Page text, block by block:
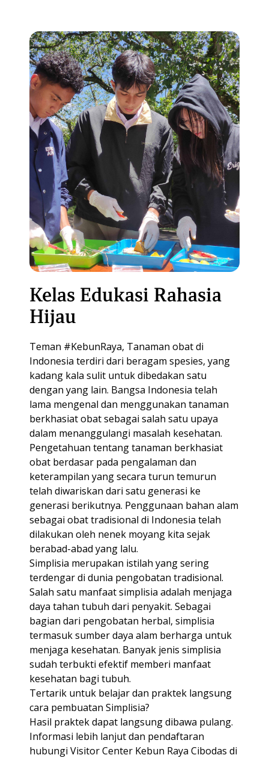
Kelas Edukasi Rahasia
Hijau
Teman #KebunRaya, Tanaman obat di
Indonesia terdiri dari beragam spesies, yang
kadang kala sulit untuk dibedakan satu
dengan yang lain. Bangsa Indonesia telah
lama mengenal dan menggunakan tanaman
berkhasiat obat sebagai salah satu upaya
dalam menanggulangi masalah kesehatan.
Pengetahuan tentang tanaman berkhasiat
obat berdasar pada pengalaman dan
keterampilan yang secara turun temurun
telah diwariskan dari satu generasi ke
generasi berikutnya. Penggunaan bahan alam
sebagai obat tradisional di Indonesia telah
dilakukan oleh nenek moyang kita sejak
berabad-abad yang lalu.
Simplisia merupakan istilah yang sering
terdengar di dunia pengobatan tradisional.
Salah satu manfaat simplisia adalah menjaga
daya tahan tubuh dari penyakit. Sebagai
bagian dari pengobatan herbal, simplisia
termasuk sumber daya alam berharga untuk
menjaga kesehatan. Banyak jenis simplisia
sudah terbukti efektif memberi manfaat
kesehatan bagi tubuh.
Tertarik untuk belajar dan praktek langsung
cara pembuatan Simplisia?
Hasil praktek dapat langsung dibawa pulang.
Informasi lebih lanjut dan pendaftaran
hubungi Visitor Center Kebun Raya Cibodas di